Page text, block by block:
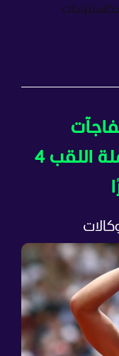
ترندات
- المفاجآت
تتواصل.. شفيونتيك حاملة اللقب 4